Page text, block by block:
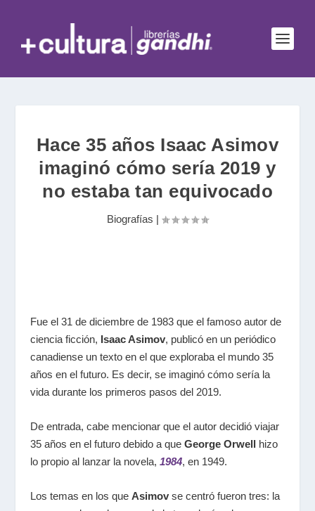
Hace 35 años Isaac Asimov
imaginó cómo sería 2019 y
no estaba tan equivocado
Biografías |
Fue el 31 de diciembre de 1983 que el famoso autor de
ciencia ficción, Isaac Asimov, publicó en un periódico
canadiense un texto en el que exploraba el mundo 35
años en el futuro. Es decir, se imaginó cómo sería la
vida durante los primeros pasos del 2019.
De entrada, cabe mencionar que el autor decidió viajar
35 años en el futuro debido a que George Orwell hizo
lo propio al lanzar la novela, 1984, en 1949.
Los temas en los que Asimovse centró fueron tres: la